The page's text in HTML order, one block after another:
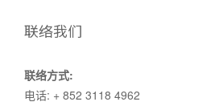
联络我们
联络方式:
电话: + 852 3118 4962